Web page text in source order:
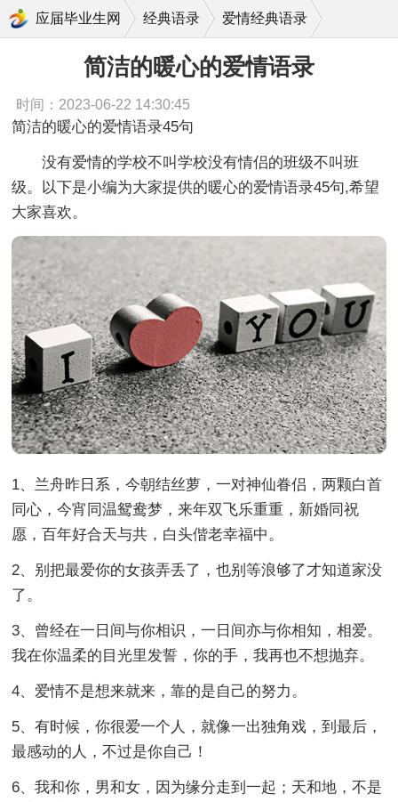
应届毕业生网 经典语录 爱情经典语录
简洁的暖心的爱情语录
时间：2023-06-22 14:30:45
简洁的暖心的爱情语录45句
没有爱情的学校不叫学校没有情侣的班级不叫班
级。以下是小编为大家提供的暖心的爱情语录45句,希望
大家喜欢。
1、兰舟昨日系，今朝结丝萝，一对神仙眷侣，两颗白首
同心，今宵同温鸳鸯梦，来年双飞乐重重，新婚同祝
愿，百年好合天与共，白头偕老幸福中。
2、别把最爱你的女孩弄丢了，也别等浪够了才知道家没
了。
3、曾经在一日间与你相识，一日间亦与你相知，相爱。
我在你温柔的目光里发誓，你的手，我再也不想抛弃。
4、爱情不是想来就来，靠的是自己的努力。
5、有时候，你很爱一个人，就像一出独角戏，到最后，
最感动的人，不过是你自己！
6、我和你，男和女，因为缘分走到一起；天和地，不是